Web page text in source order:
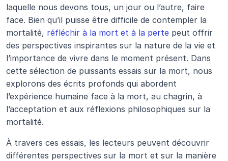
laquelle nous devons tous, un jour ou l’autre, faire
face. Bien qu’il puisse être difficile de contempler la
mortalité, réfléchir à la mort et à la perte peut offrir
des perspectives inspirantes sur la nature de la vie et
l’importance de vivre dans le moment présent. Dans
cette sélection de puissants essais sur la mort, nous
explorons des écrits profonds qui abordent
l’expérience humaine face à la mort, au chagrin, à
l’acceptation et aux réflexions philosophiques sur la
mortalité.
À travers ces essais, les lecteurs peuvent découvrir
différentes perspectives sur la mort et sur la manière